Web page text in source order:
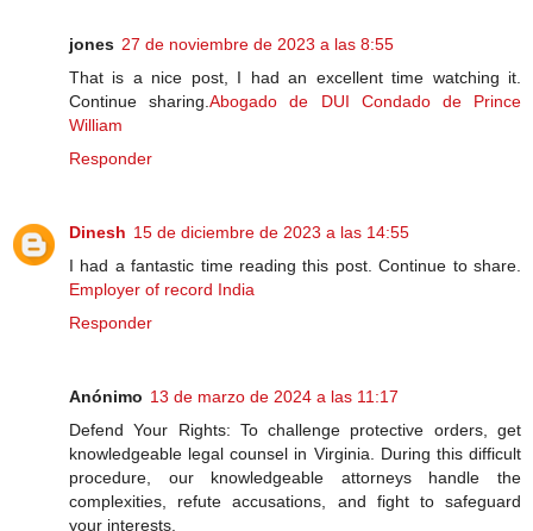
jones 27 de noviembre de 2023 a las 8:55
That is a nice post, I had an excellent time watching it.
Continue sharing.Abogado de DUI Condado de Prince
William
Responder
Dinesh 15 de diciembre de 2023 a las 14:55
I had a fantastic time reading this post. Continue to share.
Employer of record India
Responder
Anónimo 13 de marzo de 2024 a las 11:17
Defend Your Rights: To challenge protective orders, get
knowledgeable legal counsel in Virginia. During this difficult
procedure, our knowledgeable attorneys handle the
complexities, refute accusations, and fight to safeguard
your interests.